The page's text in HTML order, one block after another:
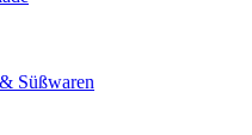
Süßwaren